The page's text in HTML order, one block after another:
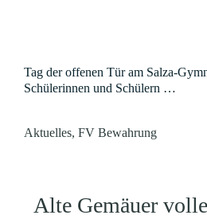
Tag der offenen Tür am Salza-
Schülerinnen und Schülern …
Kategorien
Aktuelles, FV Bewahrung
Alte Gemäuer